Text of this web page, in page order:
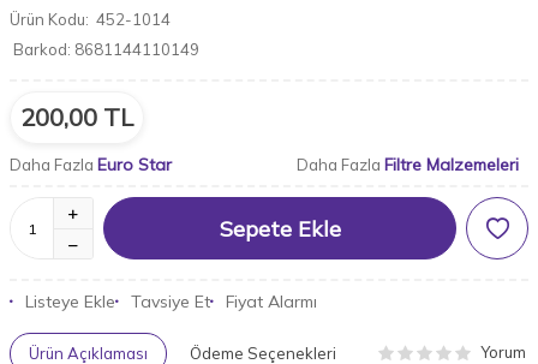
Ürün Kodu: 452-1014
Barkod: 8681144110149
200,00 TL
Daha Fazla Euro Star Daha Fazla Filtre Malzemeleri
Sepete Ekle
Listeye Ekle Tavsiye Et Fiyat Alarmı
Ürün Açıklaması Ödeme Seçenekleri Yorum